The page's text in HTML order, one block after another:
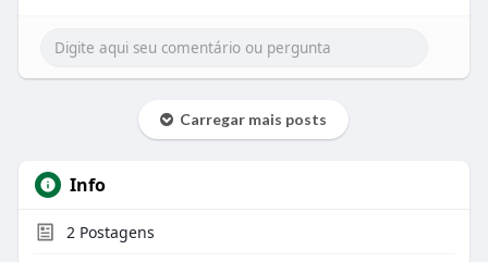
Carregar mais posts
Info
2 Postagens